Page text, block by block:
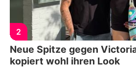
2
Neue Spitze gegen
kopiert wohl ihren Look